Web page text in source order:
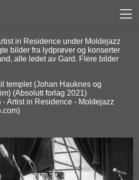
in Residence under Moldejazz
bilder fra lydprøver og konserter
alle ledet av Gard. Flere bilder
templet (Johan Hauknes og
(Absolutt forlag 2021)
- Artist in Residence - Moldejazz